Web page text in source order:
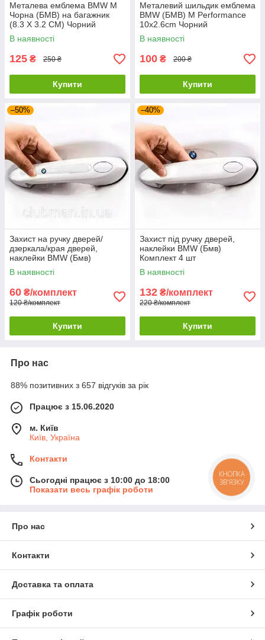
Металева емблема BMW M
Чорна (БМВ) на багажник
(8.3 X 3.2 СМ) Чорний
Жовтий Червоний
В наявності
125 ₴ 250 ₴
Купити
Металевий шильдик емблема
BMW (БМВ) M Performance
10x2.6cm Чорний
В наявності
100 ₴ 200 ₴
Купити
–50%
Захист на ручку дверей/
дзеркала/края дверей,
наклейки BMW (Бмв)
Комплект 4 шт
В наявності
60 ₴/комплект
120 ₴/комплект
Купити
–40%
Захист під ручку дверей,
наклейки BMW (Бмв)
Комплект 4 шт
В наявності
132 ₴/комплект
220 ₴/комплект
Купити
Про нас
88% позитивних з 657 відгуків за рік
Працює з 15.06.2020
м. Київ
Київ, Україна
Контакти
Сьогодні працює з 10:00 до 18:00
Показати весь графік роботи
Про нас
Контакти
Доставка та оплата
Графік роботи
КНОПКА
ЗВ'ЯЗКУ